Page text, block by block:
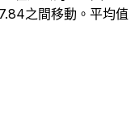
之間移動。平均值